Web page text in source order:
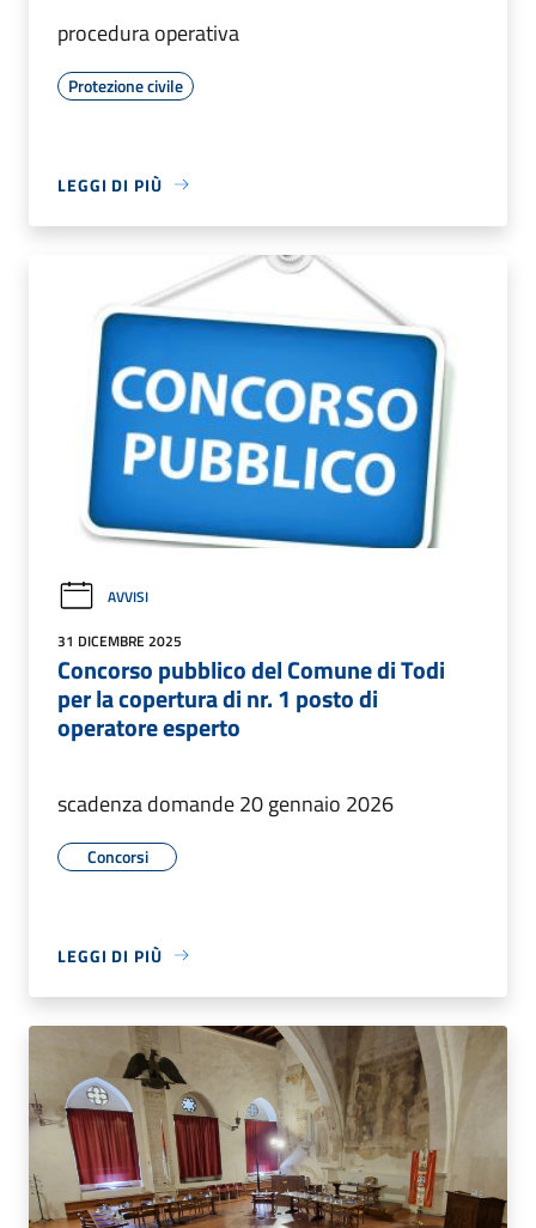
procedura operativa
Protezione civile
LEGGI DI PIÙ
AVVISI
31 DICEMBRE 2025
Concorso pubblico del Comune di Todi
per la copertura di nr. 1 posto di
operatore esperto
scadenza domande 20 gennaio 2026
Concorsi
LEGGI DI PIÙ